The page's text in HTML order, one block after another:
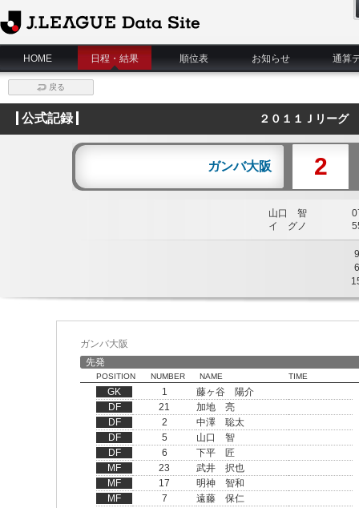
J.League Data Site
HOME
日程・結果 順位表 お知らせ 通算
戻る
公式記録 ２０１１Ｊリーグ
ガンバ大阪 2
山口 智
イ グノ
9
6
ガンバ大阪
先発
POSITION NUMBER NAME TIME
GK 1
藤ヶ谷 陽介
DF
21
加地 亮
DF
2
中澤 聡太
DF
5
山口 智
DF
6
下平 匠
MF
23
武井 択也
MF
17
明神 智和
MF
7
遠藤 保仁